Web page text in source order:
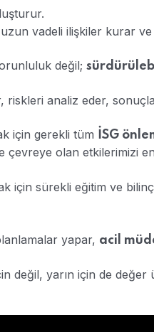
vadeli ilişkiler kurar
değil;
riskleri analiz eder,
için gerekli tüm İSG
çevreye olan etkilerimizi
için sürekli eğitim ve
yapar, acil
değil, yarın için de değer